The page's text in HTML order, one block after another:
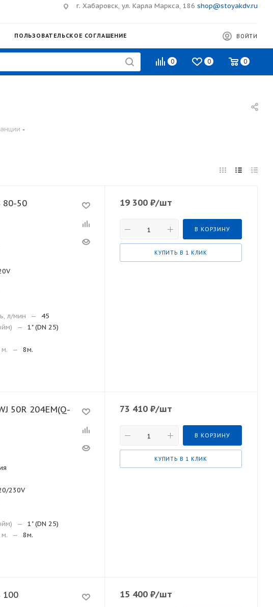
г. Хабаровск, ул. Карла Маркса, 186 shop@stoyakdv.ru
ПОЛЬЗОВАТЕЛЬСКОЕ СОГЛАШЕНИЕ ВОЙТИ
0 0 0
80-50
л/мин
—
45
—
1" (DN 25)
—
8м.
19 300 ₽/шт
В КОРЗИНУ
КУПИТЬ В 1 КЛИК
230V
—
1" (DN 25)
—
8м.
73 410 ₽/шт
В КОРЗИНУ
КУПИТЬ В 1 КЛИК
100 15 400 ₽/шт